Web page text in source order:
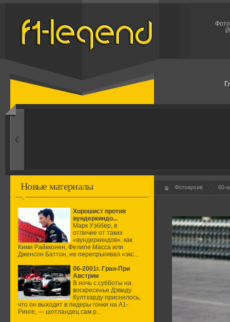
ые
Новые материалы
Хорошист против
вундеркиндо...
Марк Уэббер, в
отличие от таких
«вундеркиндов», как
Кими Райкконен, Фелипе Масса или
Дженсон Баттон, не перепрыгивал «экс...
06-2001г. Гран-При
Австрии
В ночь с субботы на
воскресенье Дэвиду
Култхарду приснилось,
что он выходит в лидеры гонки на А1-
Ринге, — шотландец сам р...
Фотоархив 60-